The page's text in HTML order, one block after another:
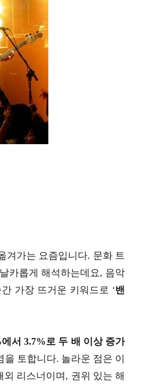
겨가는 요즘입니다. 문화 트
카롭게 해석하는데요, 음악
가장 뜨거운 키워드로 ‘밴
서 3.7%로 두 배 이상 증가
을 토합니다. 놀라운 점은 이
리스너이며, 권위 있는 해